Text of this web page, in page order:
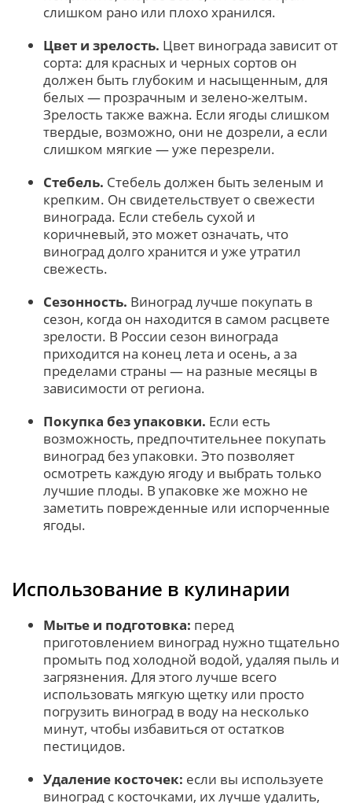
слишком рано или плохо хранился.
Цвет и зрелость. Цвет винограда зависит от
сорта: для красных и черных сортов он
должен быть глубоким и насыщенным, для
белых — прозрачным и зелено-желтым.
Зрелость также важна. Если ягоды слишком
твердые, возможно, они не дозрели, а если
слишком мягкие — уже перезрели.
Стебель. Стебель должен быть зеленым и
крепким. Он свидетельствует о свежести
винограда. Если стебель сухой и
коричневый, это может означать, что
виноград долго хранится и уже утратил
свежесть.
Сезонность. Виноград лучше покупать в
сезон, когда он находится в самом расцвете
зрелости. В России сезон винограда
приходится на конец лета и осень, а за
пределами страны — на разные месяцы в
зависимости от региона.
Покупка без упаковки. Если есть
возможность, предпочтительнее покупать
виноград без упаковки. Это позволяет
осмотреть каждую ягоду и выбрать только
лучшие плоды. В упаковке же можно не
заметить поврежденные или испорченные
ягоды.
Использование в кулинарии
Мытье и подготовка: перед
приготовлением виноград нужно тщательно
промыть под холодной водой, удаляя пыль и
загрязнения. Для этого лучше всего
использовать мягкую щетку или просто
погрузить виноград в воду на несколько
минут, чтобы избавиться от остатков
пестицидов.
Удаление косточек: если вы используете
виноград с косточками, их лучше удалить,